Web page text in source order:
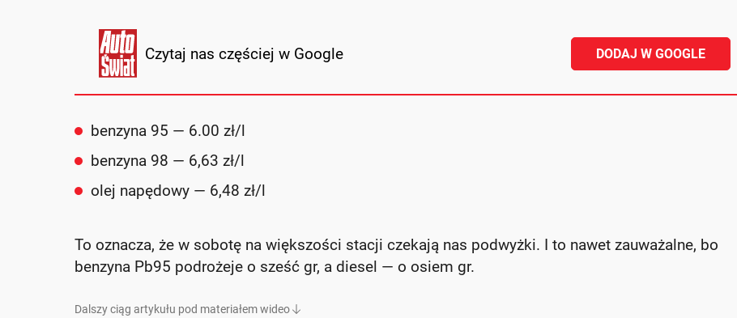
Czytaj nas częściej w Google DODAJ W GOOGLE
benzyna 95 — 6.00 zł/l
benzyna 98 — 6,63 zł/l
olej napędowy — 6,48 zł/l
To oznacza, że w sobotę na większości stacji czekają nas podwyżki. I to nawet zauważalne, bo
benzyna Pb95 podrożeje o sześć gr, a diesel — o osiem gr.
Dalszy ciąg artykułu pod materiałem wideo